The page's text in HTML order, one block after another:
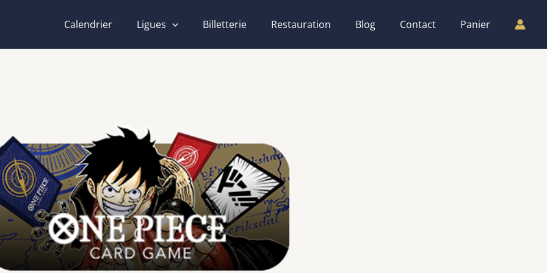
Calendrier Ligues Billetterie Restauration Blog Contact Panier